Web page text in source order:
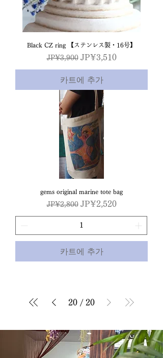
Black CZ ring 【ステンレス製・16号】
일반가
JP¥3,900 할인가
JP¥3,510
카트에 추가
gems original marine tote bag
일반가
JP¥2,800 할인가
JP¥2,520
카트에 추가
20 / 20